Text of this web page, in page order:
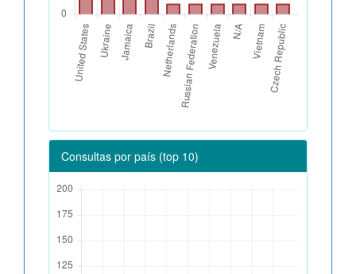
Consultas por país (top 10)